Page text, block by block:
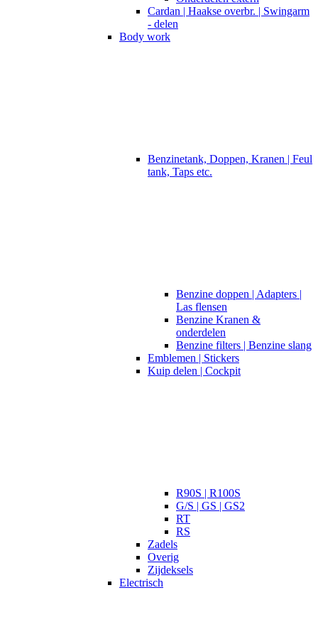
Cardan | Haakse overbr. | Swingarm
- delen
Body work
Benzinetank, Doppen, Kranen | Feul
tank, Taps etc.
Benzine doppen | Adapters |
Las flensen
Benzine Kranen &
onderdelen
Benzine filters | Benzine slang
Emblemen | Stickers
Kuip delen | Cockpit
R90S | R100S
G/S | GS | GS2
RT
RS
Zadels
Overig
Zijdeksels
Electrisch